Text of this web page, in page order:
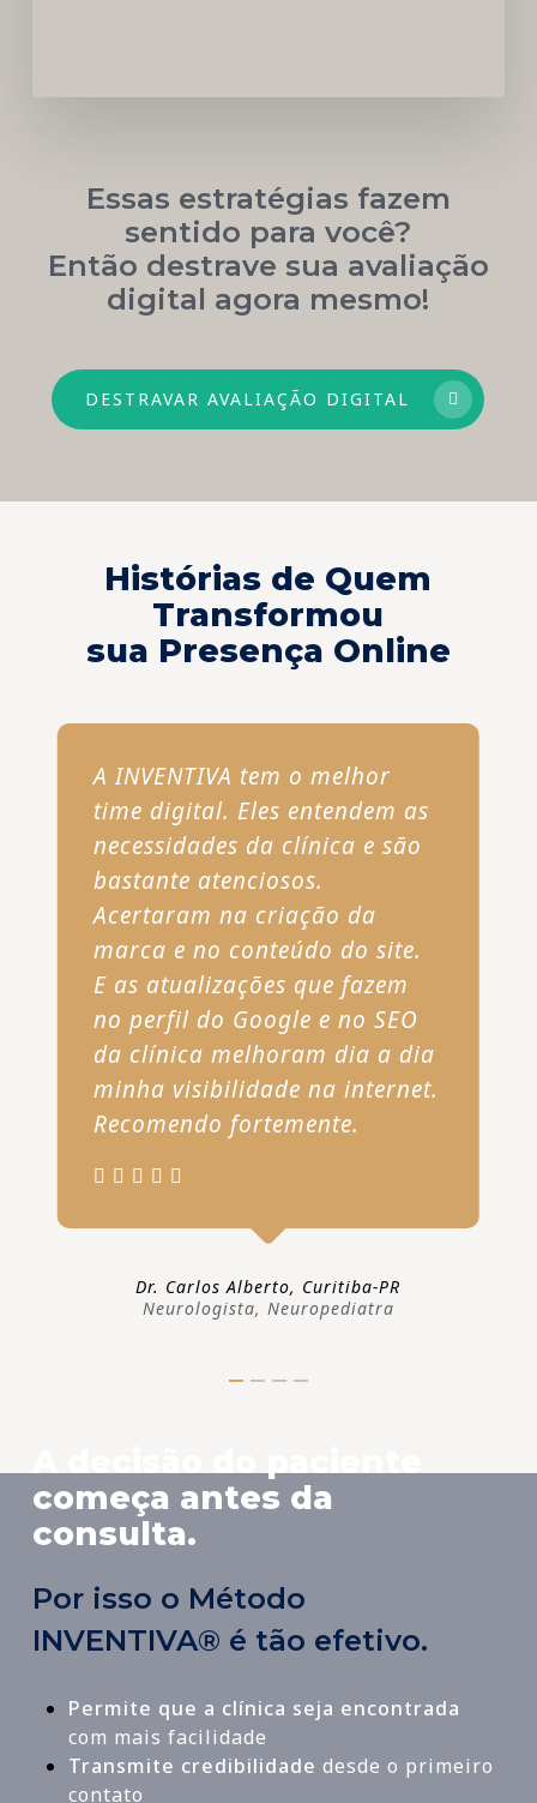
Essas estratégias fazem
sentido para você?
Então destrave sua avaliação
digital agora mesmo!
DESTRAVAR AVALIAÇÃO DIGITAL
Histórias de Quem
Transformou
sua Presença Online
A INVENTIVA tem o melhor
time digital. Eles entendem as
necessidades da clínica e são
bastante atenciosos.
Acertaram na criação da
marca e no conteúdo do site.
E as atualizações que fazem
no perfil do Google e no SEO
da clínica melhoram dia a dia
minha visibilidade na internet.
Recomendo fortemente.
Dr. Carlos Alberto, Curitiba-PR
Neurologista, Neuropediatra
começa antes da
consulta.
Por isso o Método
INVENTIVA® é tão efetivo.
Permite que a clínica seja encontrada
com mais facilidade
Transmite credibilidade desde o primeiro
contato